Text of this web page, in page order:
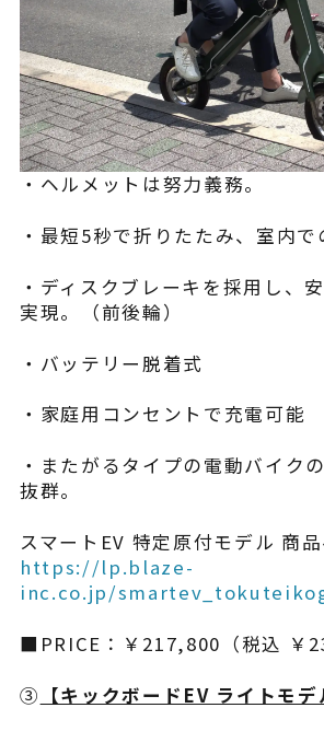
・ヘルメットは努力義務。
・最短5秒で折りたたみ、室内で
・ディスクブレーキを採用し、
実現。（前後輪）
・バッテリー脱着式
・家庭用コンセントで充電可能
・またがるタイプの電動バイク
抜群。
スマートEV 特定原付モデル 商品
https://lp.blaze-
inc.co.jp/
■PRICE：￥217,800（税込 ￥
③ 【​キックボードEV ライトモデ